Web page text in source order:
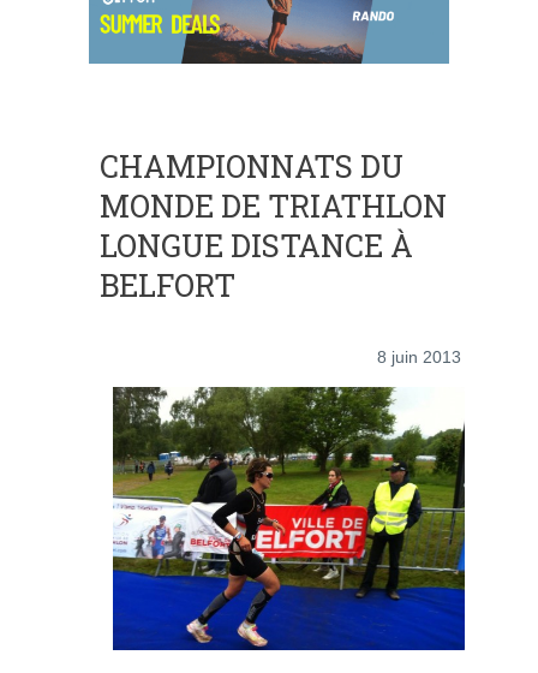
CHAMPIONNATS DU
MONDE DE TRIATHLON
LONGUE DISTANCE À
BELFORT
8 juin 2013